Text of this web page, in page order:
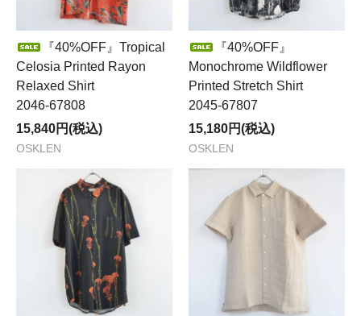
『40%OFF』Tropical
Celosia Printed Rayon
Relaxed Shirt
2046-67808
15,840円(税込)
OSKLEN
『40%OFF』
Monochrome Wildflower
Printed Stretch Shirt
2045-67807
15,180円(税込)
OSKLEN